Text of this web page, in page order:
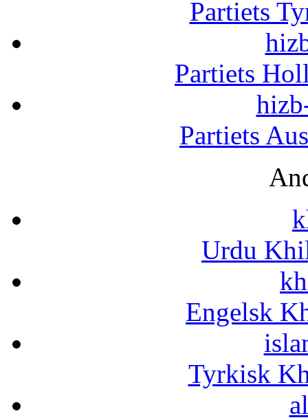
Partiets
Partiets
Partiets
Urdu
Engelsk
Tyrkisk